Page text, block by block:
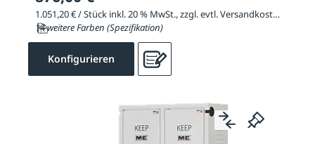
1.051,20 € / Stück inkl. 20 % MwSt., zzgl. evtl. Versandkosten
14 weitere Farben (Spezifikation)
Konfigurieren